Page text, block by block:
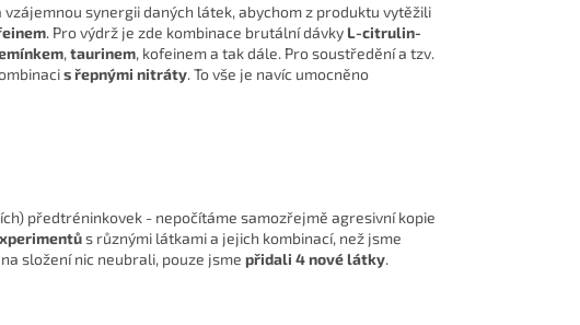
synergii daných látek, abychom z produktu vytěžili
. Pro výdrž je zde kombinace brutální dávky L-citrulin-
, taurinem, kofeinem a tak dále. Pro soustředění a tzv.
s řepnými nitráty. To vše je navíc umocněno
předtréninkovek - nepočítáme samozřejmě agresivní kopie
s různými látkami a jejich kombinací, než jsme
složení nic neubrali, pouze jsme přidali 4 nové látky.